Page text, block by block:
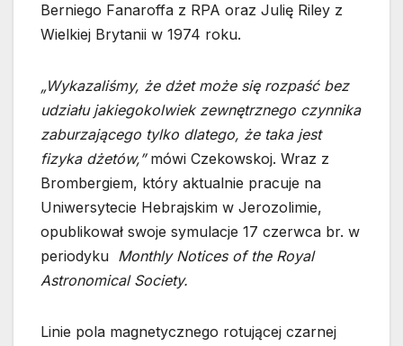
Berniego Fanaroffa z RPA oraz Julię Riley z
Wielkiej Brytanii w 1974 roku.
„Wykazaliśmy, że dżet może się rozpaść bez
udziału jakiegokolwiek zewnętrznego czynnika
zaburzającego tylko dlatego, że taka jest
fizyka dżetów,”mówi Czekowskoj. Wraz z
Brombergiem, który aktualnie pracuje na
Uniwersytecie Hebrajskim w Jerozolimie,
opublikował swoje symulacje 17 czerwca br. w
periodyku Monthly Notices of the Royal
Astronomical Society.
Linie pola magnetycznego rotującej czarnej